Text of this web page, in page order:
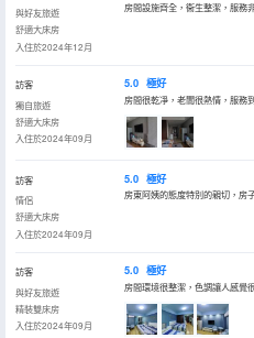
與好友旅遊
舒適大床房
入住於2024年12月
房間設施齊全，衞生整潔，服務
訪客
獨自旅遊
舒適大床房
入住於2024年09月
5.0 極好
房間很乾凈，老闆很熱情，服務
訪客
情侶
舒適大床房
入住於2024年09月
5.0 極好
房東阿姨的態度特別的親切，房
訪客
與好友旅遊
精裝雙床房
入住於2024年09月
5.0 極好
房間環境很整潔，色調讓人感覺